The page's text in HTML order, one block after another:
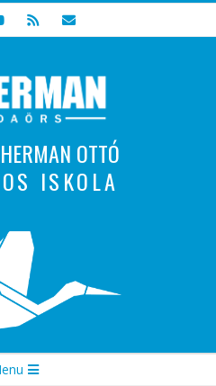
OTTÓ
ISKOLA
újraindul oldalunk!